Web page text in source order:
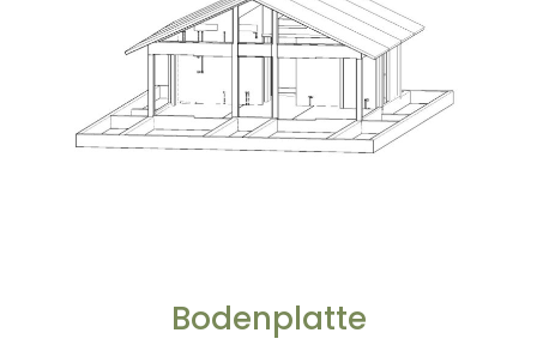
Bodenplatte